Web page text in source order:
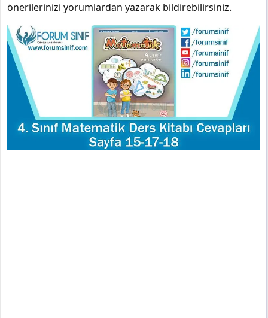
önerilerinizi yorumlardan yazarak bildirebilirsiniz.